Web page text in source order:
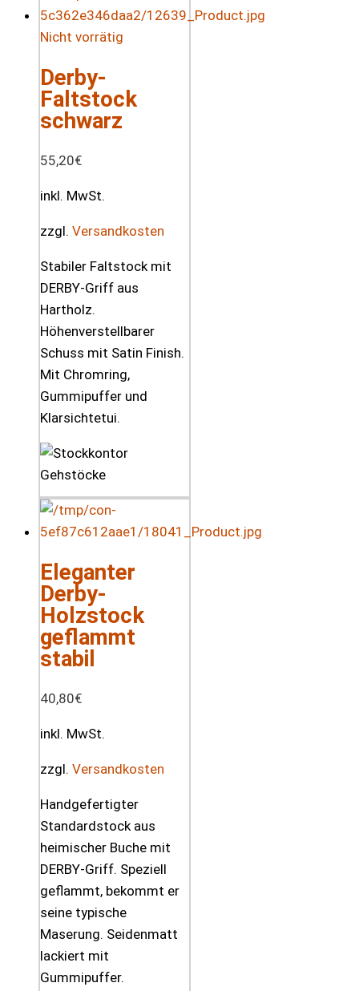
Nicht vorrätig
Derby-
Faltstock
schwarz
55,20€
inkl. MwSt.
zzgl. Versandkosten
Stabiler Faltstock mit
DERBY-Griff aus
Hartholz.
Höhenverstellbarer
Schuss mit Satin Finish.
Mit Chromring,
Gummipuffer und
Klarsichtetui.
Eleganter
Derby-
Holzstock
geflammt
stabil
40,80€
inkl. MwSt.
zzgl. Versandkosten
Handgefertigter
Standardstock aus
heimischer Buche mit
DERBY-Griff. Speziell
geflammt, bekommt er
seine typische
Maserung. Seidenmatt
lackiert mit
Gummipuffer.